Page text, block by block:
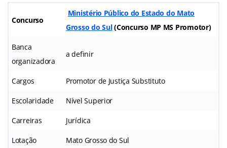
Concurso
Ministério Público do Estado do Mato
Grosso do Sul(Concurso MP MS Promotor)
Banca
organizadora
a definir
Cargos Promotor de Justiça Substituto
Escolaridade Nível Superior
Carreiras Jurídica
Lotação Mato Grosso do Sul